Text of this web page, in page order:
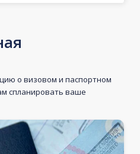
о визовом и паспортном
спланировать ваше